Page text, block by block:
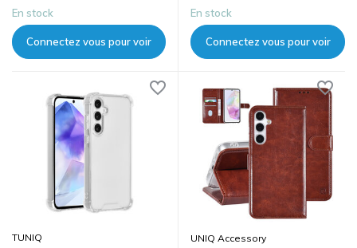
En stock
Connectez vous pour voir
En stock
Connectez vous pour voir
TUNIQ UNIQ Accessory